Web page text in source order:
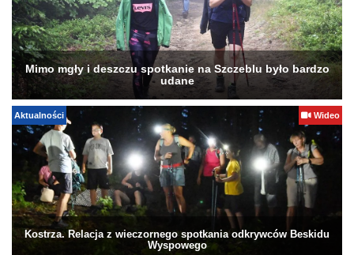
Mimo mgły i deszczu spotkanie na Szczeblu było bardzo
udane
Aktualności Wideo
Kostrza. Relacja z wieczornego spotkania odkrywców Beskidu
Wyspowego